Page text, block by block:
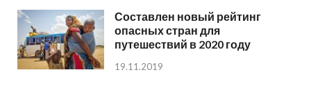
Составлен новый рейтинг
опасных стран для
путешествий в 2020 году
19.11.2019